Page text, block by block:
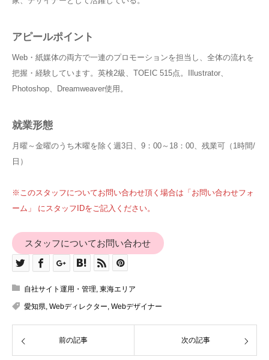
アピールポイント
Web・紙媒体の両方で一連のプロモーションを担当し、全体の流れを
把握・経験しています。英検2級、TOEIC 515点。Illustrator、
Photoshop、Dreamweaver使用。
就業形態
月曜～金曜のうち木曜を除く週3日、9：00～18：00、残業可（1時間/
日）
※このスタッフについてお問い合わせ頂く場合は「お問い合わせフォ
ーム」 にスタッフIDをご記入ください。
スタッフについてお問い合わせ
自社サイト運用・管理, 東海エリア
愛知県, Webディレクター, Webデザイナー
前の記事 次の記事